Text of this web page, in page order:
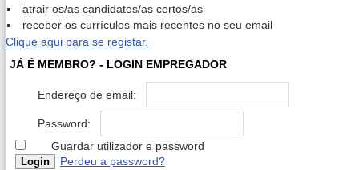
atrair os/as candidatos/as certos/as
receber os currículos mais recentes no seu email
Clique aqui para se registar.
JÁ É MEMBRO? - LOGIN EMPREGADOR
Endereço de email:
Password:
Guardar utilizador e password
Perdeu a password?